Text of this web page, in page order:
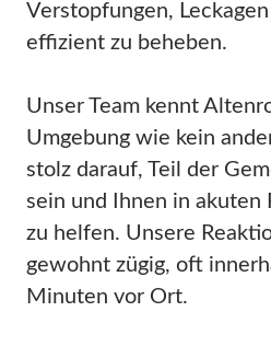
Verstopfungen,
effizient zu beheben.
Unser Team kennt
Umgebung wie kein
stolz darauf, Teil der
sein und Ihnen in akuten
zu helfen. Unsere
gewohnt zügig, oft
Minuten vor Ort.